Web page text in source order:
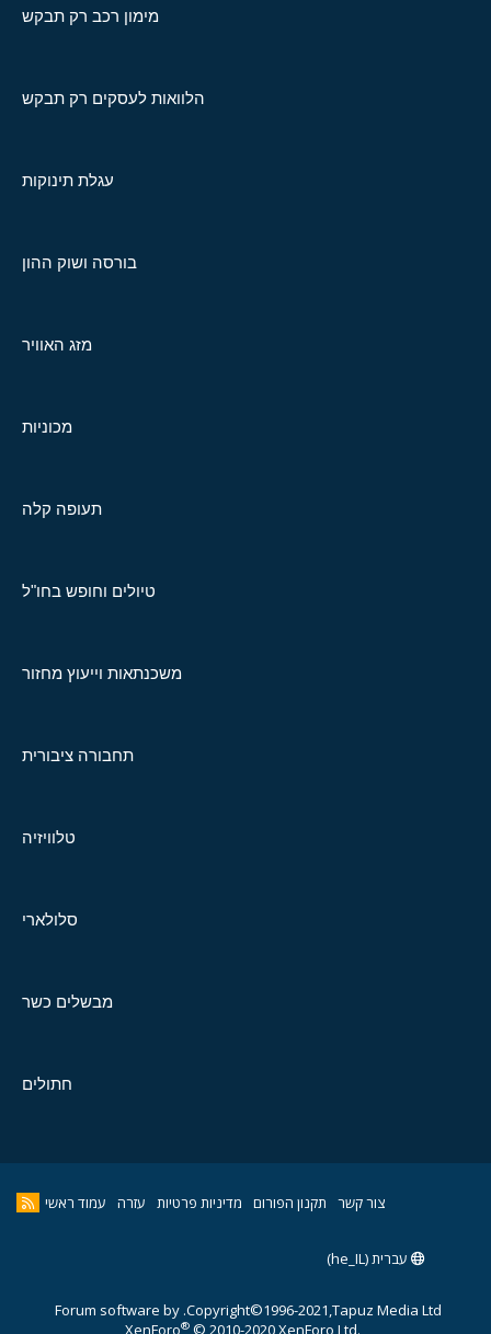
מימון רכב רק תבקש
הלוואות לעסקים רק תבקש
עגלת תינוקות
בורסה ושוק ההון
מזג האוויר
מכוניות
תעופה קלה
טיולים וחופש בחו"ל
משכנתאות וייעוץ מחזור
תחבורה ציבורית
טלוויזיה
סלולארי
מבשלים כשר
חתולים
צור קשר תקנון הפורום מדיניות פרטיות עזרה עמוד ראשי
עברית (he_IL)
Copyright©1996-2021,Tapuz Media Ltd.
Forum software by
XenForo® © 2010-2020 XenForo Ltd.